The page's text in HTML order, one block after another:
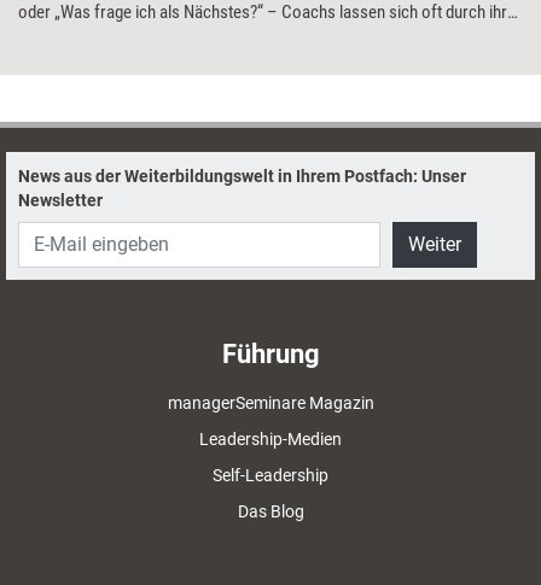
oder „Was frage ich als Nächstes?“ – Coachs lassen sich oft durch ihre
News aus der Weiterbildungswelt in Ihrem Postfach: Unser
Newsletter
Weiter
Führung
managerSeminare Magazin
Leadership-Medien
Self-Leadership
Das Blog